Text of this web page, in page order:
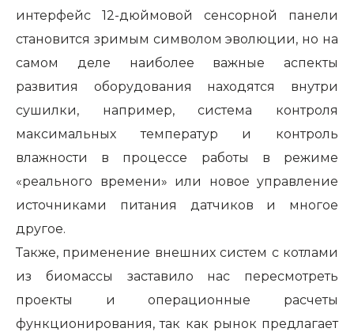
интерфейс 12-дюймовой сенсорной панели
становится зримым символом эволюции, но на
самом деле наиболее важные аспекты
развития оборудования находятся внутри
сушилки, например, система контроля
максимальных температур и контроль
влажности в процессе работы в режиме
«реального времени» или новое управление
источниками питания датчиков и многое
другое.
Также, применение внешних систем с котлами
из биомассы заставило нас пересмотреть
проекты и операционные расчеты
функционирования, так как рынок предлагает